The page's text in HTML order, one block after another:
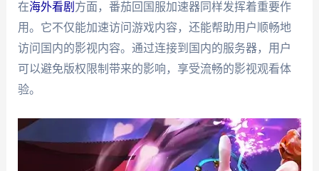
在海外看剧 方面，番茄回国服加速器同样发挥着重要作
用。它不仅能加速访问游戏内容，还能帮助用户顺畅地
访问国内的影视内容。通过连接到国内的服务器，用户
可以避免版权限制带来的影响，享受流畅的影视观看体
验。